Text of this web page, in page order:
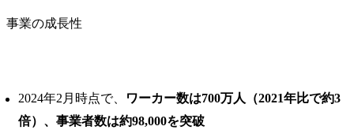
事業の成長性
2024年2月時点で、
ワーカー数は700万人（2021年比で約3
倍）、事業者数は約98,000を突破